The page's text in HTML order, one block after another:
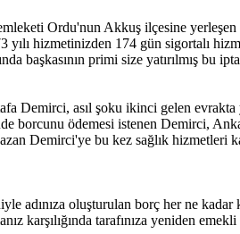
Ordu'nun Akkuş ilçesine
hizmetinizden 174 gün sigortalı
başkasının primi size yatırılmış
Demirci, asıl şoku ikinci gelen
borcunu ödemesi istenen Demirci,
Demirci'ye bu kez sağlık hizmetleri
oluşturulan borç her ne kadar
karşılığında tarafınıza yeniden